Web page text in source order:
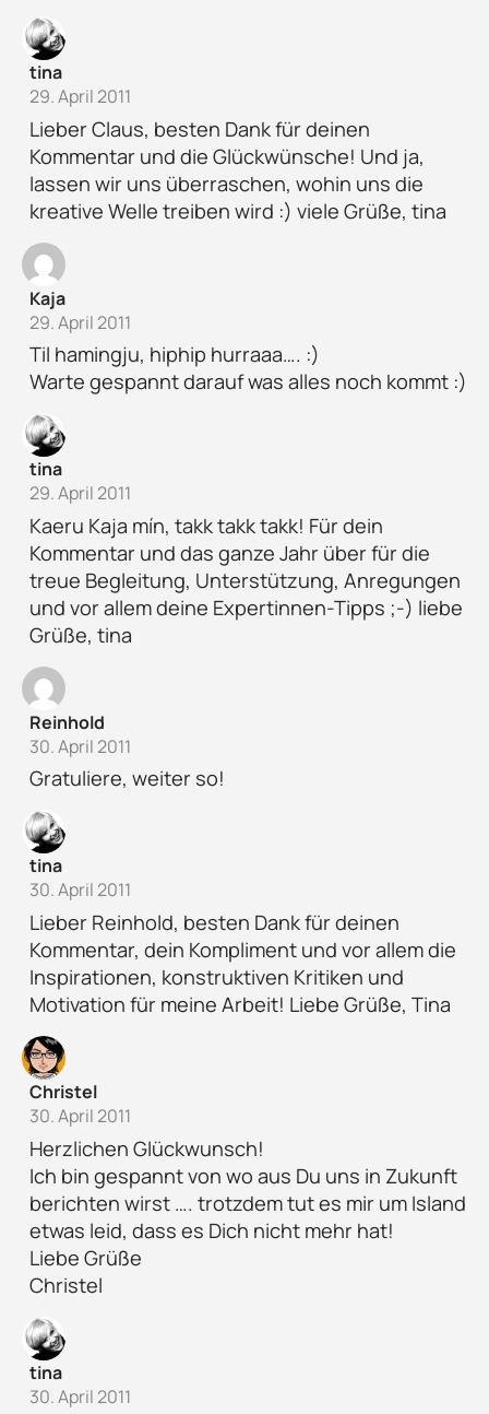
tina
29. April 2011
Lieber Claus, besten Dank für deinen
Kommentar und die Glückwünsche! Und ja,
lassen wir uns überraschen, wohin uns die
kreative Welle treiben wird :) viele Grüße, tina
Kaja
29. April 2011
Til hamingju, hiphip hurraaa…. :)
Warte gespannt darauf was alles noch kommt :)
tina
29. April 2011
Kaeru Kaja mín, takk takk takk! Für dein
Kommentar und das ganze Jahr über für die
treue Begleitung, Unterstützung, Anregungen
und vor allem deine Expertinnen-Tipps ;-) liebe
Grüße, tina
Reinhold
30. April 2011
Gratuliere, weiter so!
tina
30. April 2011
Lieber Reinhold, besten Dank für deinen
Kommentar, dein Kompliment und vor allem die
Inspirationen, konstruktiven Kritiken und
Motivation für meine Arbeit! Liebe Grüße, Tina
Christel
30. April 2011
Herzlichen Glückwunsch!
Ich bin gespannt von wo aus Du uns in Zukunft
berichten wirst …. trotzdem tut es mir um Island
etwas leid, dass es Dich nicht mehr hat!
Liebe Grüße
Christel
tina
30. April 2011